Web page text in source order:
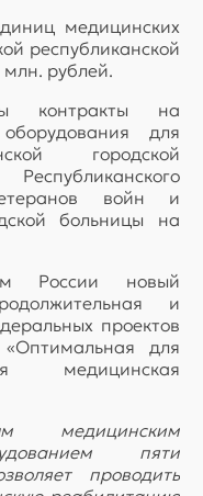
медицинских
республиканской
рублей.
контракты на
для
городской
войн и
больницы на
России новый
и
проектов
для
медицинская
медицинским
пяти
проводить